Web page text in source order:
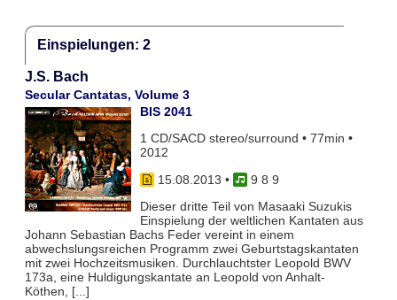
Einspielungen: 2
J.S. Bach
Secular Cantatas, Volume 3
BIS 2041
1 CD/SACD stereo/surround • 77min •
2012
15.08.2013 •
9 8 9
Dieser dritte Teil von Masaaki Suzukis
Einspielung der weltlichen Kantaten aus
Johann Sebastian Bachs Feder vereint in einem
abwechslungsreichen Programm zwei Geburtstagskantaten
mit zwei Hochzeitsmusiken. Durchlauchtster Leopold BWV
173a, eine Huldigungskantate an Leopold von Anhalt-
Köthen, [...]